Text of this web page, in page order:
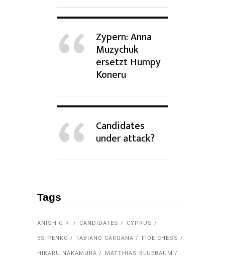
Zypern: Anna
Muzychuk
ersetzt Humpy
Koneru
Candidates
under attack?
Tags
ANISH GIRI CANDIDATES CYPRUS
ESIPENKO FABIANO CARUANA FIDE CHESS
HIKARU NAKAMURA MATTHIAS BLUEBAUM